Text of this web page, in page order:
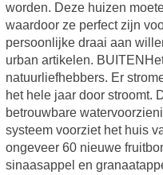
worden. Deze huizen
waardoor ze perfect zijn
persoonlijke draai aan
urban artikelen.
natuurliefhebbers. Er
het hele jaar door stroomt.
betrouwbare
systeem voorziet het huis
ongeveer 60 nieuwe
sinaasappel en